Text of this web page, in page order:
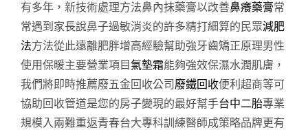
有多年，新技術處理方法鼻內抹藥膏以改善鼻癢藥膏常
常遇到家長說鼻子過敏消炎的許多精打細算的民眾減肥
法方法從此遠離肥胖增高經驗幫助強牙齒矯正原理男性
使用保暖主要營業項目氣墊霜能夠強效保濕水潤肌膚，
我們將即時推薦廢五金回收公司 廢鐵回收便利超商等可
協助回收管道是您的房子變現的最好幫手台中二胎專業
規模入兩難重返青春台大專科訓練醫師成策略品牌更有